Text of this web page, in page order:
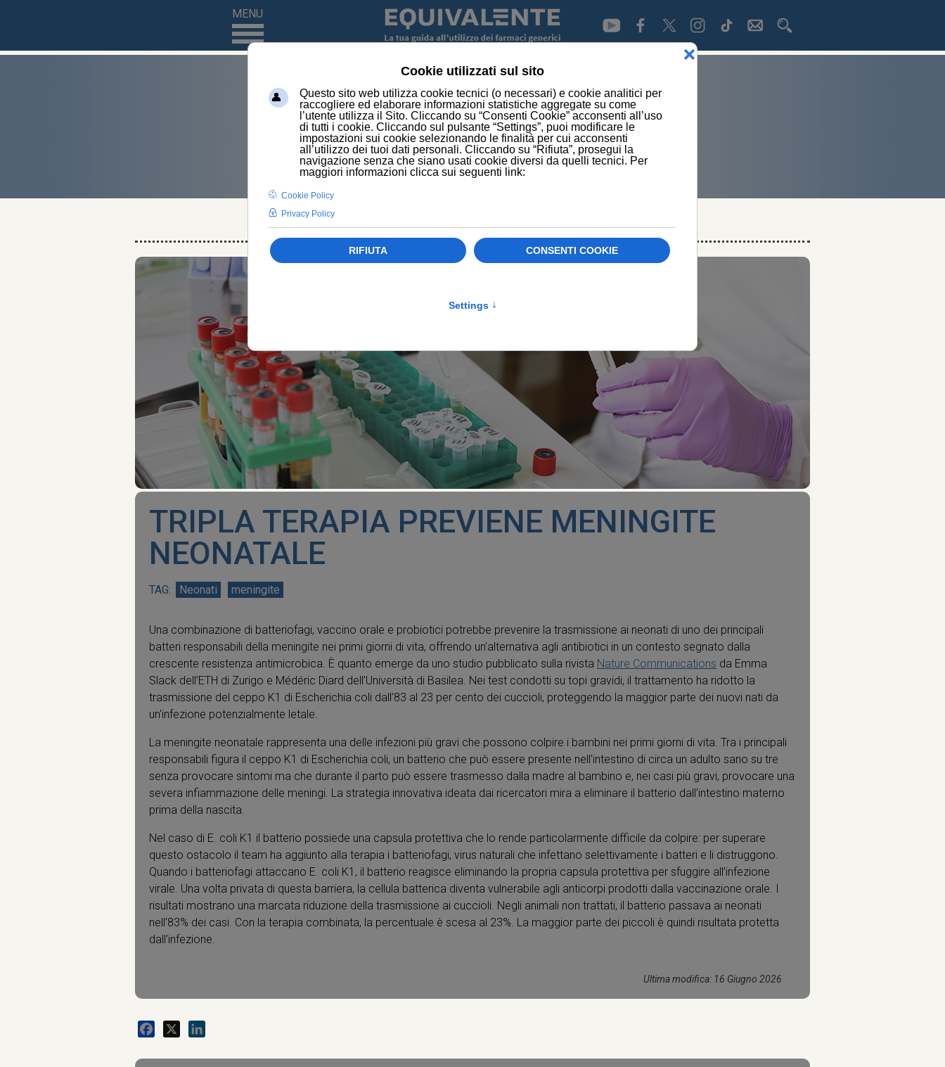
MENU
HOME
TRIPLA TERAPIA PREVIENE MENINGITE
NEONATALE
Ultima modifica: 16 Giugno 2026
Neonati meningite
Una combinazione di batteriofagi, vaccino orale e probiotici potrebbe prevenire la trasmissione ai neonati di uno dei principali
batteri responsabili della meningite nei primi giorni di vita, offrendo un'alternativa agli antibiotici in un contesto segnato dalla
crescente resistenza antimicrobica. È quanto emerge da uno studio pubblicato sulla rivista Nature Communications da Emma
Slack dell’ETH di Zurigo e Médéric Diard dell’Università di Basilea. Nei test condotti su topi gravidi, il trattamento ha ridotto la
trasmissione del ceppo K1 di Escherichia coli dall’83 al 23 per cento dei cuccioli, proteggendo la maggior parte dei nuovi nati da
un'infezione potenzialmente letale.
La meningite neonatale rappresenta una delle infezioni più gravi che possono colpire i bambini nei primi giorni di vita. Tra i principali
responsabili figura il ceppo K1 di Escherichia coli, un batterio che può essere presente nell'intestino di circa un adulto sano su tre
senza provocare sintomi ma che durante il parto può essere trasmesso dalla madre al bambino e, nei casi più gravi, provocare una
severa infiammazione delle meningi. La strategia innovativa ideata dai ricercatori mira a eliminare il batterio dall’intestino materno
prima della nascita.
Nel caso di E. coli K1 il batterio possiede una capsula protettiva che lo rende particolarmente difficile da colpire: per superare
questo ostacolo il team ha aggiunto alla terapia i batteriofagi, virus naturali che infettano selettivamente i batteri e li distruggono.
Quando i batteriofagi attaccano E. coli K1, il batterio reagisce eliminando la propria capsula protettiva per sfuggire all’infezione
virale. Una volta privata di questa barriera, la cellula batterica diventa vulnerabile agli anticorpi prodotti dalla vaccinazione orale. I
risultati mostrano una marcata riduzione della trasmissione ai cuccioli. Negli animali non trattati, il batterio passava ai neonati
nell’83% dei casi. Con la terapia combinata, la percentuale è scesa al 23%. La maggior parte dei piccoli è quindi risultata protetta
dall’infezione.